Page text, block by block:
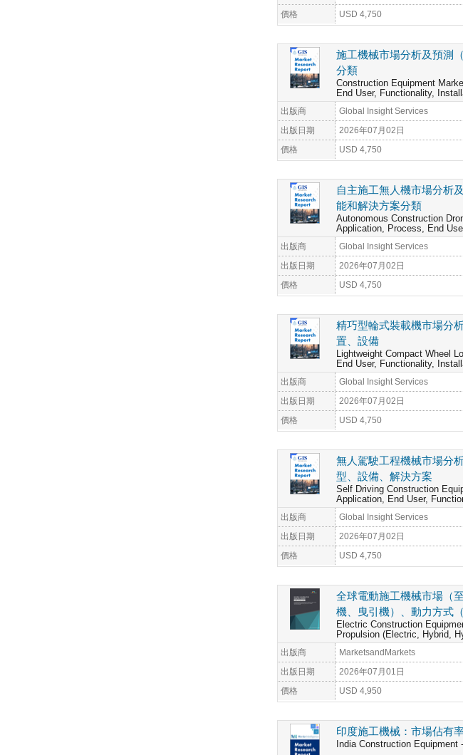
價格 USD 4,750
施工機械市場分析及預測
分類
Construction Equipment
End User, Functionality,
出版商 Global Insight Services
出版日期 2026年07月02日
價格 USD 4,750
自主施工無人機市場分析
能和解決方案分類
Autonomous Construction
Application, Process, End
出版商 Global Insight Services
出版日期 2026年07月02日
價格 USD 4,750
精巧型輪式裝載機市場分
置、設備
Lightweight Compact Wheel
End User, Functionality,
出版商 Global Insight Services
出版日期 2026年07月02日
價格 USD 4,750
無人駕駛工程機械市場分
型、設備、解決方案
Self Driving Construction
Application, End User,
出版商 Global Insight Services
出版日期 2026年07月02日
價格 USD 4,750
全球電動施工機械市場（
機、曳引機）、動力方式
Electric Construction
Propulsion (Electric, Hybrid,
出版商 MarketsandMarkets
出版日期 2026年07月01日
價格 USD 4,950
印度施工機械：市場佔有
India Construction